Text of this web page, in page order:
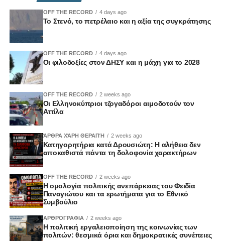
OFF THE RECORD 4 days ago
Το Στενό, το πετρέλαιο και η αξία της συγκράτησης
OFF THE RECORD 4 days ago
Οι φιλοδοξίες στον ΔΗΣΥ και η μάχη για το 2028
OFF THE RECORD 2 weeks ago
Οι Ελληνοκύπριοι τζογαδόροι αιμοδοτούν τον
Αττίλα
ΆΡΘΡΑ ΧΆΡΗ ΘΕΡΑΠΉ 2 weeks ago
Κατηγορητήρια κατά Δρουσιώτη: Η αλήθεια δεν
αποκαθιστά πάντα τη δολοφονία χαρακτήρων
OFF THE RECORD 2 weeks ago
Η ομολογία πολιτικής ανεπάρκειας του Φειδία
Παναγιώτου και τα ερωτήματα για το Εθνικό
Συμβούλιο
ΑΡΘΡΟΓΡΑΦΙΑ 2 weeks ago
Η πολιτική εργαλειοποίηση της κοινωνίας των
πολιτών: θεσμικά όρια και δημοκρατικές συνέπειες